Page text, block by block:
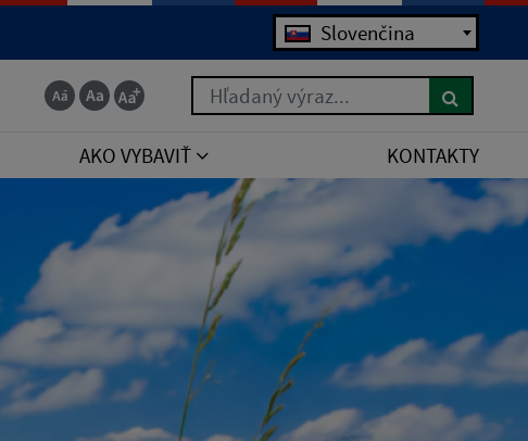
Slovenčina
Hľadaný výraz...
AKO VYBAVIŤ KONTAKTY